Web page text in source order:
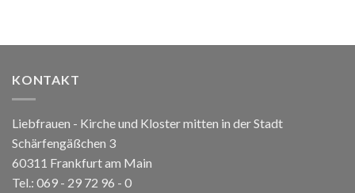
KONTAKT
Liebfrauen - Kirche und Kloster mitten in der Stadt
Schärfengäßchen 3
60311 Frankfurt am Main
Tel.: 069 - 29 72 96 - 0